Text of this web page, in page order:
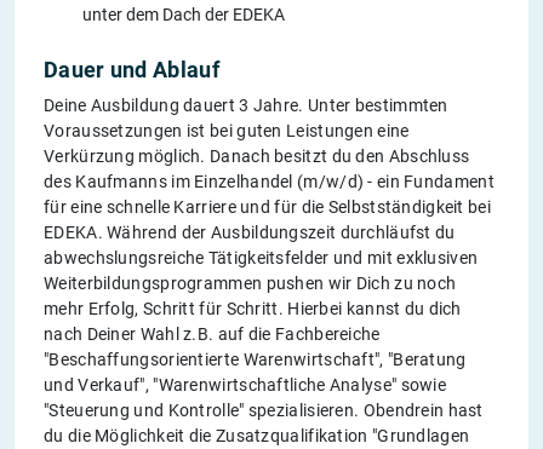
unter dem Dach der EDEKA
Dauer und Ablauf
Deine Ausbildung dauert 3 Jahre. Unter bestimmten
Voraussetzungen ist bei guten Leistungen eine
Verkürzung möglich. Danach besitzt du den Abschluss
des Kaufmanns im Einzelhandel (m/w/d) - ein Fundament
für eine schnelle Karriere und für die Selbstständigkeit bei
EDEKA. Während der Ausbildungszeit durchläufst du
abwechslungsreiche Tätigkeitsfelder und mit exklusiven
Weiterbildungsprogrammen pushen wir Dich zu noch
mehr Erfolg, Schritt für Schritt. Hierbei kannst du dich
nach Deiner Wahl z.B. auf die Fachbereiche
"Beschaffungsorientierte Warenwirtschaft", "Beratung
und Verkauf", "Warenwirtschaftliche Analyse" sowie
"Steuerung und Kontrolle" spezialisieren. Obendrein hast
du die Möglichkeit die Zusatzqualifikation "Grundlagen